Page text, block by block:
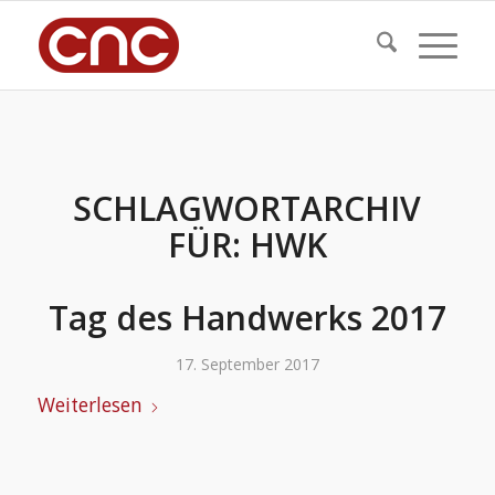
SCHLAGWORTARCHIV
FÜR: HWK
Tag des Handwerks 2017
17. September 2017
Weiterlesen